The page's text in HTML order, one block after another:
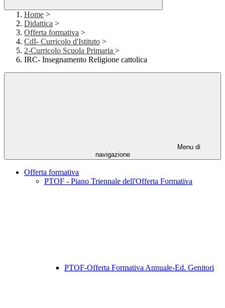
Home >
Didattica >
Offerta formativa >
CdI- Curricolo d'Istituto >
2-Curricolo Scuola Primaria >
IRC- Insegnamento Religione cattolica
Menu di
navigazione
Offerta formativa
PTOF - Piano Triennale dell'Offerta Formativa
PTOF-Offerta Formativa Annuale-Ed. Genitori